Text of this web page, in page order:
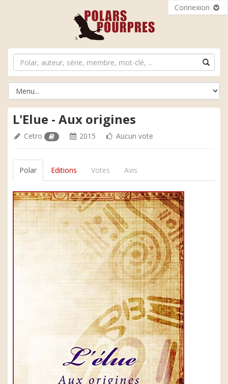
Connexion
L'Elue - Aux origines
Cetro 2015 Aucun vote
Polar Editions Votes Avis